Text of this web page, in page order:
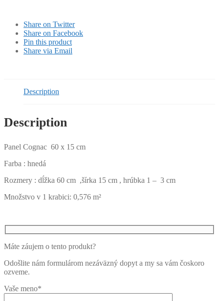
Share on Twitter
Share on Facebook
Pin this product
Share via Email
Description
Description
Panel Cognac 60 x 15 cm
Farba : hnedá
Rozmery : dĺžka 60 cm ,šírka 15 cm , hrúbka 1 – 3 cm
Množstvo v 1 krabici: 0,576 m²
Máte záujem o tento produkt?
Odošlite nám formulárom nezáväzný dopyt a my sa vám čoskoro
ozveme.
Vaše meno*